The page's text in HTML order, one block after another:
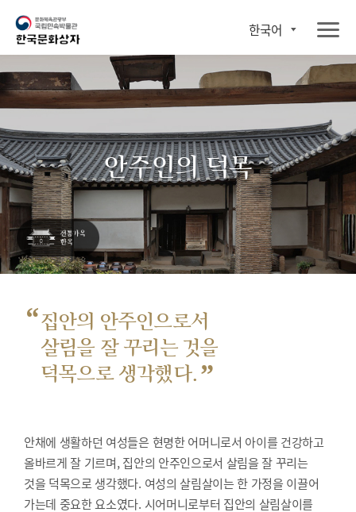
한국어
안주인의 덕목
“집안의 안주인으로서
살림을 잘 꾸리는 것을
덕목으로 생각했다. ”
안채에 생활하던 여성들은 현명한 어머니로서 아이를 건강하고
올바르게 잘 기르며, 집안의 안주인으로서 살림을 잘 꾸리는
것을 덕목으로 생각했다. 여성의 살림살이는 한 가정을 이끌어
가는데 중요한 요소였다. 시어머니로부터 집안의 살림살이를